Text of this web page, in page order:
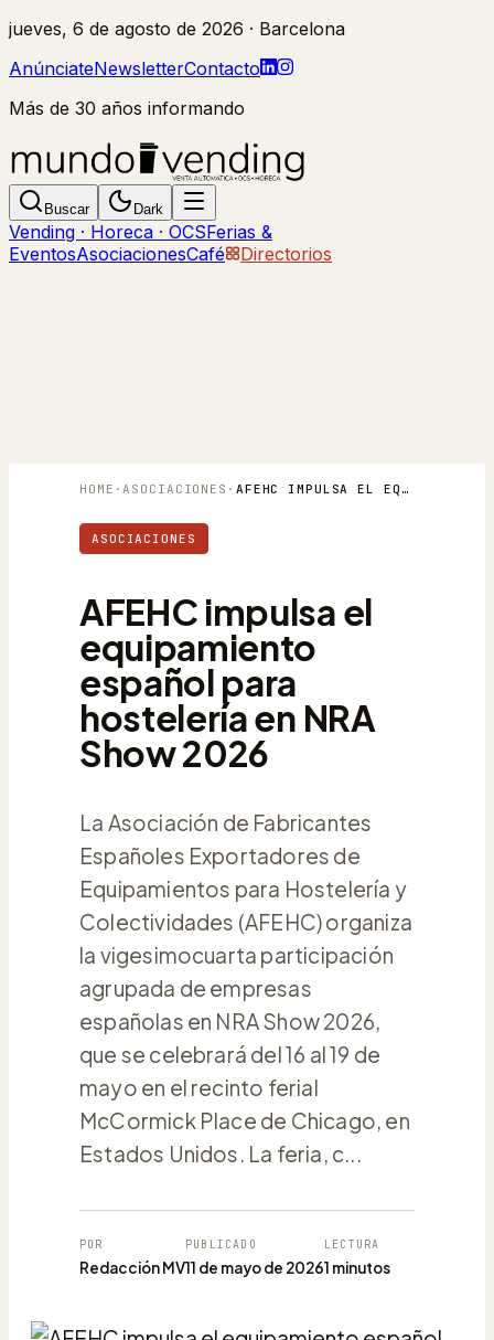
jueves, 6 de agosto de 2026 · Barcelona
AnúnciateNewsletterContacto
Más de 30 años informando
Buscar Dark
Vending · Horeca · OCSFerias &
EventosAsociacionesCafé Directorios
HOME ·ASOCIACIONES · AFEHC IMPULSA EL EQUIPAMIENTO ESPAÑOL PARA HOSTELERÍA EN NRA SHOW 2026
ASOCIACIONES
AFEHC impulsa el
equipamiento
español para
hostelería en NRA
Show 2026
La Asociación de Fabricantes
Españoles Exportadores de
Equipamientos para Hostelería y
Colectividades (AFEHC) organiza
la vigesimocuarta participación
agrupada de empresas
españolas en NRA Show 2026,
que se celebrará del 16 al 19 de
mayo en el recinto ferial
McCormick Place de Chicago, en
Estados Unidos. La feria, c...
POR
Redacción MV
PUBLICADO
11 de mayo de 2026
LECTURA
1 minutos